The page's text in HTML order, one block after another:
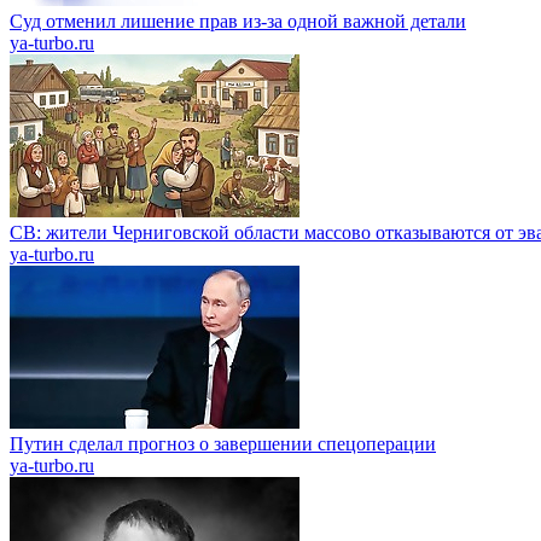
Суд отменил лишение прав из-за одной важной детали
ya-turbo.ru
СВ: жители Черниговской области массово отказываются от
ya-turbo.ru
Путин сделал прогноз о завершении спецоперации
ya-turbo.ru